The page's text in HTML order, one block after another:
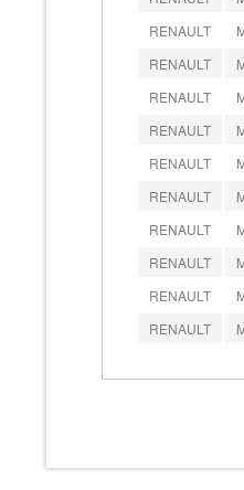
RENAULT
RENAULT
RENAULT
RENAULT
RENAULT
RENAULT
RENAULT
RENAULT
RENAULT
RENAULT